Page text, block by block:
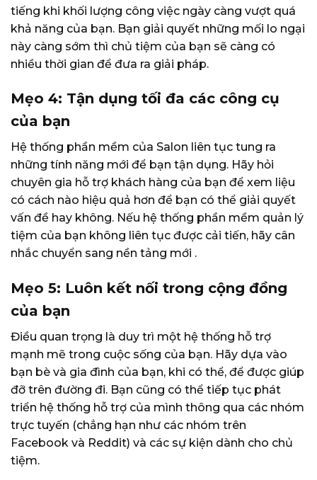
tiếng khi khối lượng công việc ngày càng vượt quá
khả năng của bạn. Bạn giải quyết những mối lo ngại
này càng sớm thì chủ tiệm của bạn sẽ càng có
nhiều thời gian để đưa ra giải pháp.
Mẹo 4: Tận dụng tối đa các công cụ
của bạn
Hệ thống phần mềm của Salon liên tục tung ra
những tính năng mới để bạn tận dụng. Hãy hỏi
chuyên gia hỗ trợ khách hàng của bạn để xem liệu
có cách nào hiệu quả hơn để bạn có thể giải quyết
vấn đề hay không. Nếu hệ thống phần mềm quản lý
tiệm của bạn không liên tục được cải tiến, hãy cân
nhắc chuyển sang nền tảng mới .
Mẹo 5: Luôn kết nối trong cộng đồng
của bạn
Điều quan trọng là duy trì một hệ thống hỗ trợ
mạnh mẽ trong cuộc sống của bạn. Hãy dựa vào
bạn bè và gia đình của bạn, khi có thể, để được giúp
đỡ trên đường đi. Bạn cũng có thể tiếp tục phát
triển hệ thống hỗ trợ của mình thông qua các nhóm
trực tuyến (chẳng hạn như các nhóm trên
Facebook và Reddit) và các sự kiện dành cho chủ
tiệm.